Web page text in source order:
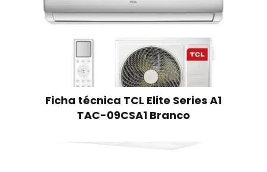
Ficha técnica TCL Elite Series A1
TAC-09CSA1 Branco